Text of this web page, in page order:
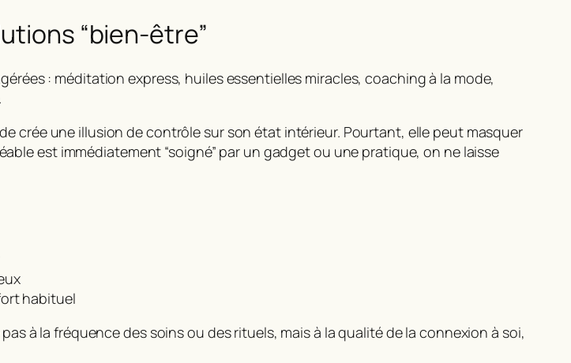
“bien-être”
: méditation express, huiles essentielles miracles, coaching à la mode,
crée une illusion de contrôle sur son état intérieur. Pourtant, elle peut masquer
est immédiatement “soigné” par un gadget ou une pratique, on ne laisse
habituel
à la fréquence des soins ou des rituels, mais à la qualité de la connexion à soi,